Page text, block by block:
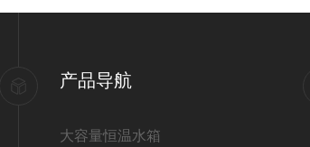
产品导航
大容量恒温水箱